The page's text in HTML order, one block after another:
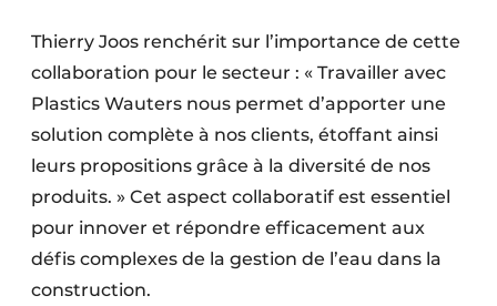
Thierry Joos renchérit sur l’importance de cette
collaboration pour le secteur : « Travailler avec
Plastics Wauters nous permet d’apporter une
solution complète à nos clients, étoffant ainsi
leurs propositions grâce à la diversité de nos
produits. » Cet aspect collaboratif est essentiel
pour innover et répondre efficacement aux
défis complexes de la gestion de l’eau dans la
construction.